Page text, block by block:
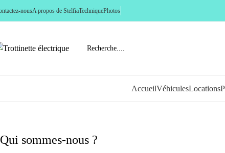
nousA propos de StelfiaTechniquePhotos
AccueilVéhiculesLocations
Qui sommes-nous ?